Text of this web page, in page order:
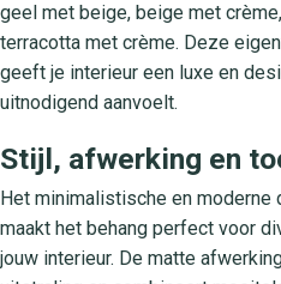
geel met beige, beige met
terracotta met crème. Deze
geeft je interieur een luxe en
uitnodigend aanvoelt.
Stijl, afwerking en
Het minimalistische en moderne
maakt het behang perfect voor
jouw interieur. De matte